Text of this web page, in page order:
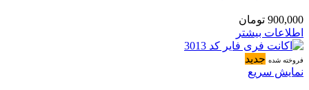
900,000 تومان
اطلاعات بیشتر
فروخته شده جدید
نمایش سریع